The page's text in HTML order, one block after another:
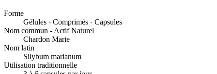
Forme
Gélules - Comprimés - Capsules
Nom commun - Actif Naturel
Chardon Marie
Nom latin
Silybum marianum
Utilisation traditionnelle